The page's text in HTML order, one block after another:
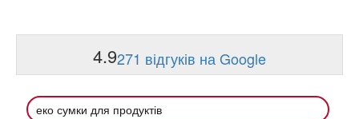
4.9271 відгуків на Google
еко сумки для продуктів